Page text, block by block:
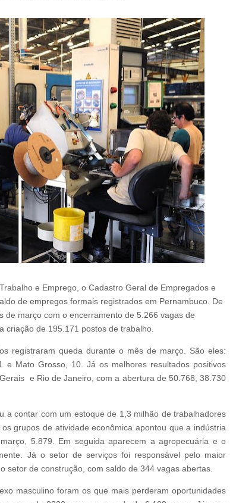
e Emprego, o Cadastro Geral de Empregados e
de empregos formais registrados em Pernambuco. De
de março com o encerramento de 5.266 vagas de
de 195.171 postos de trabalho.
registraram queda durante o mês de março. São eles:
Mato Grosso, 10. Já os melhores resultados positivos
e Rio de Janeiro, com a abertura de 50.768, 38.730
a contar com um estoque de 1,3 milhão de trabalhadores
grupos de atividade econômica apontou que a indústria
5.879. Em seguida aparecem a agropecuária e o
Já o setor de serviços foi responsável pelo maior
setor de construção, com saldo de 344 vagas abertas.
masculino foram os que mais perderam oportunidades